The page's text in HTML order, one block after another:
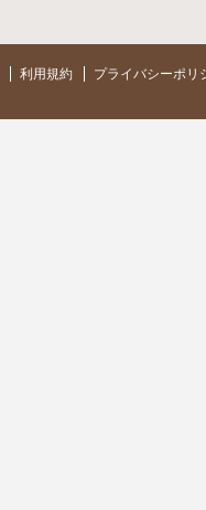
利用規約 プライバシーポリ